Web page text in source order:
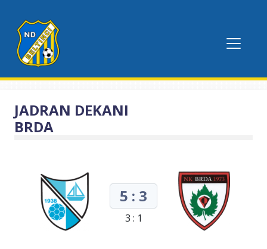
JADRAN DEKANI
BRDA
5 : 3
3 : 1